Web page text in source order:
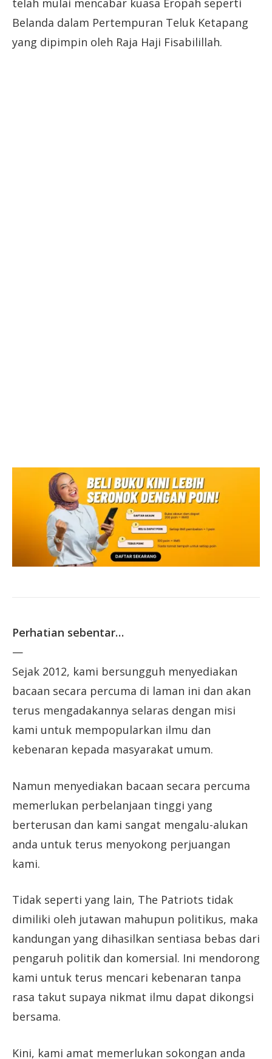
telah mulai mencabar kuasa Eropah seperti
Belanda dalam Pertempuran Teluk Ketapang
yang dipimpin oleh Raja Haji Fisabilillah.
Perhatian sebentar…
—
Sejak 2012, kami bersungguh menyediakan
bacaan secara percuma di laman ini dan akan
terus mengadakannya selaras dengan misi
kami untuk mempopularkan ilmu dan
kebenaran kepada masyarakat umum.
Namun menyediakan bacaan secara percuma
memerlukan perbelanjaan tinggi yang
berterusan dan kami sangat mengalu-alukan
anda untuk terus menyokong perjuangan
kami.
Tidak seperti yang lain, The Patriots tidak
dimiliki oleh jutawan mahupun politikus, maka
kandungan yang dihasilkan sentiasa bebas dari
pengaruh politik dan komersial. Ini mendorong
kami untuk terus mencari kebenaran tanpa
rasa takut supaya nikmat ilmu dapat dikongsi
bersama.
Kini, kami amat memerlukan sokongan anda